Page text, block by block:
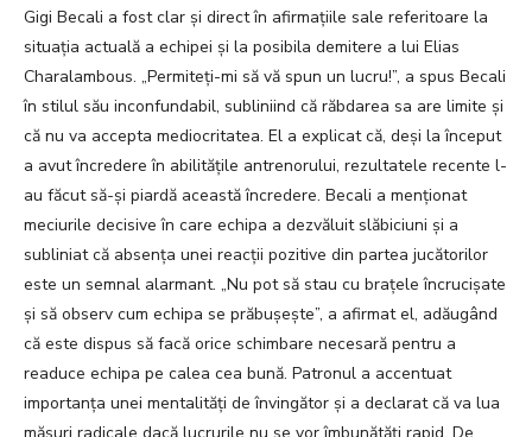
Gigi Becali a fost clar și direct în afirmațiile sale referitoare la
situația actuală a echipei și la posibila demitere a lui Elias
Charalambous. „Permiteți-mi să vă spun un lucru!”, a spus Becali
în stilul său inconfundabil, subliniind că răbdarea sa are limite și
că nu va accepta mediocritatea. El a explicat că, deși la început
a avut încredere în abilitățile antrenorului, rezultatele recente l-
au făcut să-și piardă această încredere. Becali a menționat
meciurile decisive în care echipa a dezvăluit slăbiciuni și a
subliniat că absența unei reacții pozitive din partea jucătorilor
este un semnal alarmant. „Nu pot să stau cu brațele încrucișate
și să observ cum echipa se prăbușește”, a afirmat el, adăugând
că este dispus să facă orice schimbare necesară pentru a
readuce echipa pe calea cea bună. Patronul a accentuat
importanța unei mentalități de învingător și a declarat că va lua